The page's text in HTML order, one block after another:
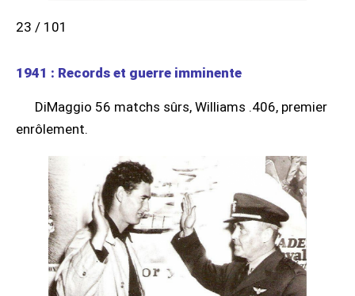
23 / 101
1941 : Records et guerre imminente
DiMaggio 56 matchs sûrs, Williams .406, premier
enrôlement.